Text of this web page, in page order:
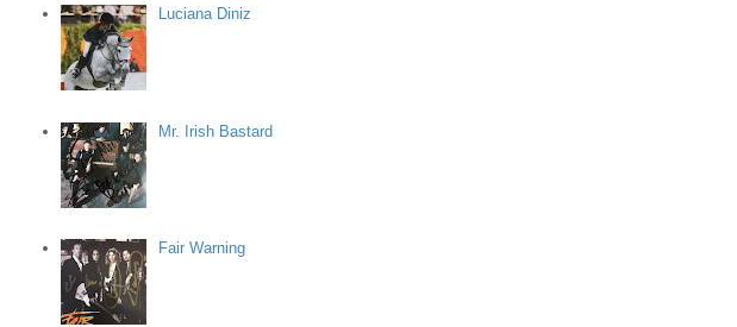
Luciana Diniz
Mr. Irish Bastard
Fair Warning